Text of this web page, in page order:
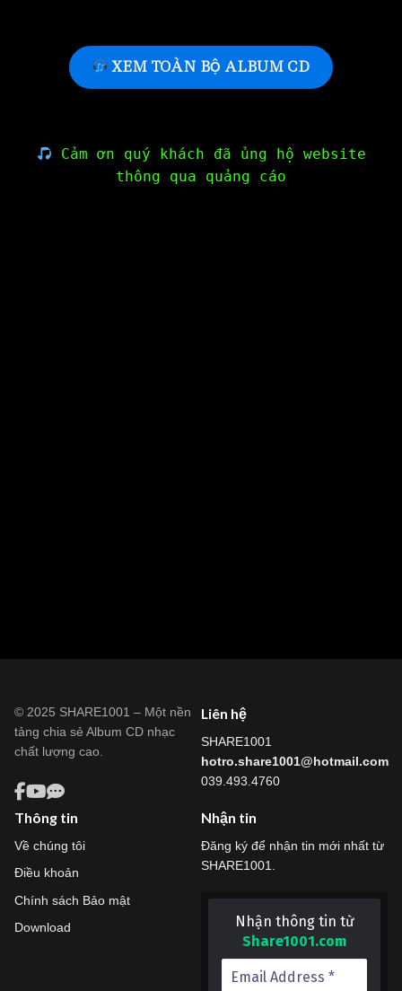
XEM TOÀN BỘ ALBUM CD
Cảm ơn quý khách đã ủng hộ website
thông qua quảng cáo
© 2025 SHARE1001 – Một nền
tảng chia sẻ Album CD nhạc
chất lượng cao.
Liên hệ
SHARE1001
hotro.share1001@hotmail.com
039.493.4760
Thông tin
Về chúng tôi
Điều khoản
Chính sách Bảo mật
Download
Nhận tin
Đăng ký để nhận tin mới nhất từ
SHARE1001.
Nhận thông tin từ
Share1001.com